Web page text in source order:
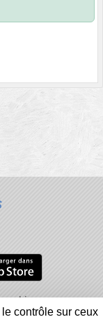
inapproprié
contrôle sur ceux